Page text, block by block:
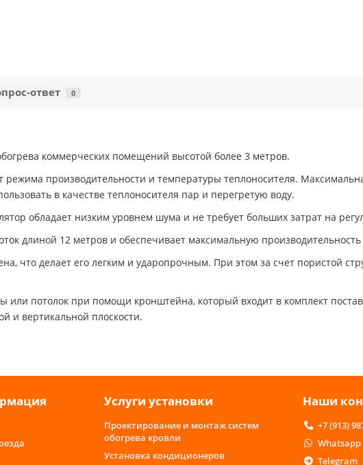
ответ 0
коммерческих помещений высотой более 3 метров.
производительности и температуры теплоносителя.
в качестве теплоносителя пар и перегретую воду.
обладает низким уровнем шума и не требует больших затрат на
длиной 12 метров и обеспечивает максимальную
что делает его легким и ударопрочным. При этом за счет пористой
или потолок при помощи кронштейна, который входит в комплект
и вертикальной плоскости.
Услуги установки
Проектирование и монтаж систем
обогрева кровли
Установка кондиционеров
Наши
+7 (913)
Whatsapp
Telegram